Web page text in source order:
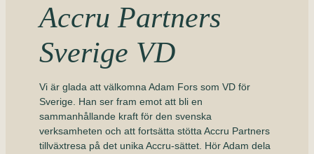
Accru Partners
Sverige VD
Vi är glada att välkomna Adam Fors som VD för
Sverige. Han ser fram emot att bli en
sammanhållande kraft för den svenska
verksamheten och att fortsätta stötta Accru Partners
tillväxtresa på det unika Accru-sättet. Hör Adam dela